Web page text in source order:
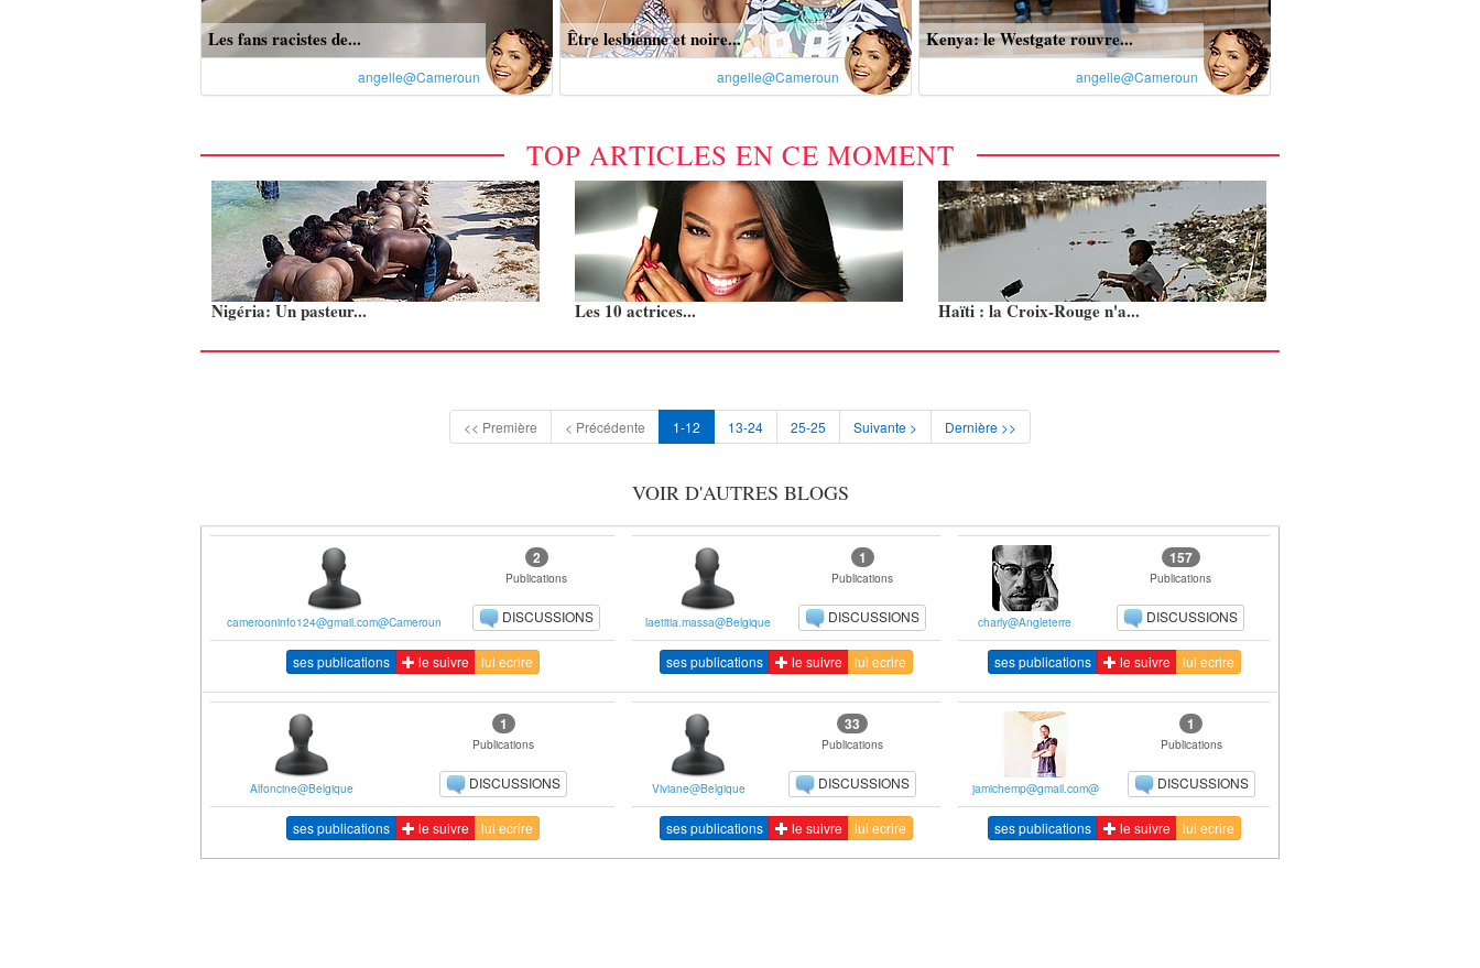
Les fans racistes de...
angelle@Cameroun
Être lesbienne et noire...
angelle@Cameroun
Kenya: le Westgate rouvre...
angelle@Cameroun
TOP ARTICLES EN CE MOMENT
Nigéria: Un pasteur... Les 10 actrices... Haïti : la Croix-Rouge n'a...
<< Première < Précédente 1-12 13-24 25-25 Suivante > Dernière >>
VOIR D'AUTRES BLOGS
camerooninfo124@gmail.com@Cameroun
2
Publications
DISCUSSIONS
ses publications le suivre lui ecrire
laetitia.massa@Belgique
1
Publications
DISCUSSIONS
ses publications le suivre lui ecrire
charly@Angleterre
157
Publications
DISCUSSIONS
ses publications le suivre lui ecrire
Alfoncine@Belgique
1
Publications
DISCUSSIONS
ses publications le suivre lui ecrire
Viviane@Belgique
33
Publications
DISCUSSIONS
ses publications le suivre lui ecrire
jamichemp@gmail.com@
1
Publications
DISCUSSIONS
ses publications le suivre lui ecrire